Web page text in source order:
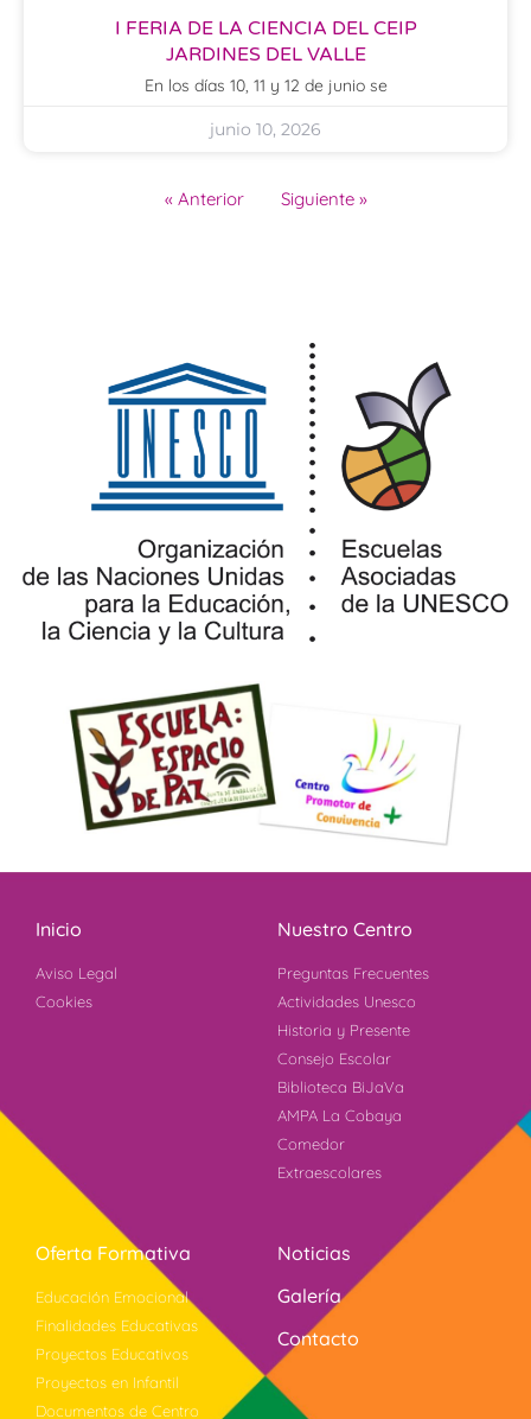
I FERIA DE LA CIENCIA DEL CEIP
JARDINES DEL VALLE
En los días 10, 11 y 12 de junio se
junio 10, 2026
« Anterior Siguiente »
Inicio
Aviso Legal
Cookies
Nuestro Centro
Preguntas Frecuentes
Actividades Unesco
Historia y Presente
Consejo Escolar
Biblioteca BiJaVa
AMPA La Cobaya
Comedor
Extraescolares
Oferta Formativa
Educación Emocional
Finalidades Educativas
Proyectos Educativos
Proyectos en Infantil
Documentos de Centro
Noticias
Galería
Contacto